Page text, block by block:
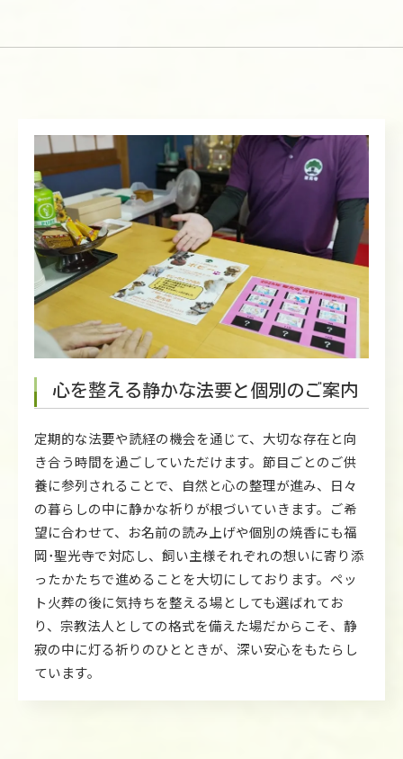
心を整える静かな法要と個別のご案内
定期的な法要や読経の機会を通じて、大切な存在と向
き合う時間を過ごしていただけます。節目ごとのご供
養に参列されることで、自然と心の整理が進み、日々
の暮らしの中に静かな祈りが根づいていきます。ご希
望に合わせて、お名前の読み上げや個別の焼香にも福
岡･聖光寺で対応し、飼い主様それぞれの想いに寄り添
ったかたちで進めることを大切にしております。ペッ
ト火葬の後に気持ちを整える場としても選ばれてお
り、宗教法人としての格式を備えた場だからこそ、静
寂の中に灯る祈りのひとときが、深い安心をもたらし
ています。